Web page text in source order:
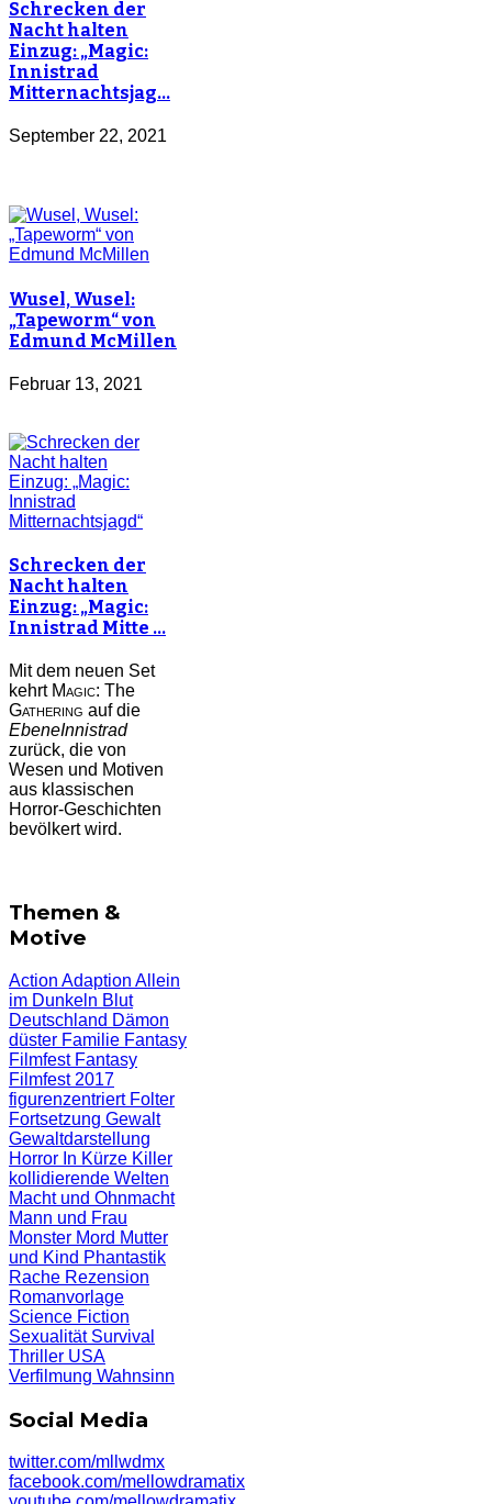
Schrecken der
Nacht halten
Einzug: „Magic:
Innistrad
Mitternachtsjag…
September 22, 2021
Wusel, Wusel:
„Tapeworm“ von
Edmund McMillen
Februar 13, 2021
Schrecken der
Nacht halten
Einzug: „Magic:
Innistrad Mitte …
Mit dem neuen Set
kehrt Magic: The
Gathering auf die
EbeneInnistrad
zurück, die von
Wesen und Motiven
aus klassischen
Horror-Geschichten
bevölkert wird.
Themen &
Motive
Action Adaption Allein
im Dunkeln Blut
Deutschland Dämon
düster Familie Fantasy
Filmfest Fantasy
Filmfest 2017
figurenzentriert Folter
Fortsetzung Gewalt
Gewaltdarstellung
Horror In Kürze Killer
kollidierende Welten
Macht und Ohnmacht
Mann und Frau
Monster Mord Mutter
und Kind Phantastik
Rache Rezension
Romanvorlage
Science Fiction
Sexualität Survival
Thriller USA
Verfilmung Wahnsinn
Social Media
twitter.com/mllwdmx
facebook.com/mellowdramatix